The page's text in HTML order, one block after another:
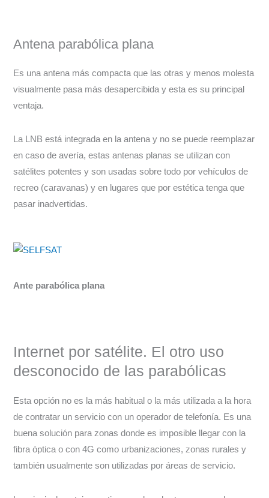
Antena parabólica plana
Es una antena más compacta que las otras y menos molesta
visualmente pasa más desapercibida y esta es su principal
ventaja.
La LNB está integrada en la antena y no se puede reemplazar
en caso de avería, estas antenas planas se utilizan con
satélites potentes y son usadas sobre todo por vehículos de
recreo (caravanas) y en lugares que por estética tenga que
pasar inadvertidas.
Ante parabólica plana
Internet por satélite. El otro uso
desconocido de las parabólicas
Esta opción no es la más habitual o la más utilizada a la hora
de contratar un servicio con un operador de telefonía. Es una
buena solución para zonas donde es imposible llegar con la
fibra óptica o con 4G como urbanizaciones, zonas rurales y
también usualmente son utilizadas por áreas de servicio.